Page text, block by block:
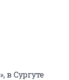
в Сургуте